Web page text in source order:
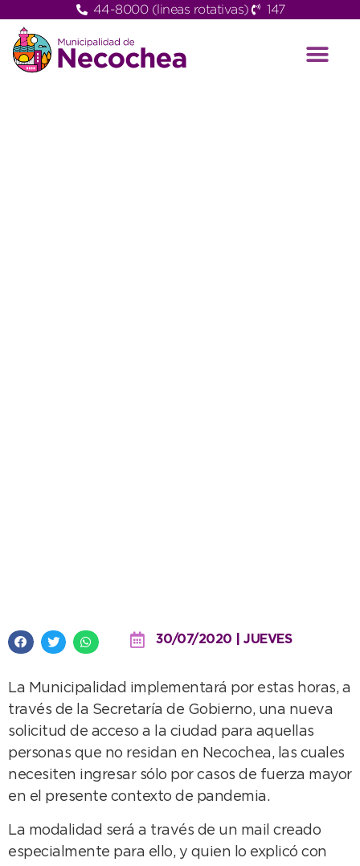
44-8000 (lineas rotativas) 147
30/07/2020 | JUEVES
La Municipalidad implementará por estas horas, a
través de la Secretaría de Gobierno, una nueva
solicitud de acceso a la ciudad para aquellas
personas que no residan en Necochea, las cuales
necesiten ingresar sólo por casos de fuerza mayor
en el presente contexto de pandemia.
La modalidad será a través de un mail creado
especialmente para ello, y quien lo explicó con